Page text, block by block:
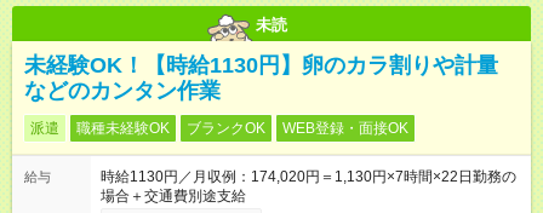
未読
未経験OK！【時給1130円】卵のカラ割りや計量
などのカンタン作業
派遣 職種未経験OK ブランクOK WEB登録・面接OK
給与
時給1130円／月収例：174,020円＝1,130円×7時間×22日勤務の
場合＋交通費別途支給